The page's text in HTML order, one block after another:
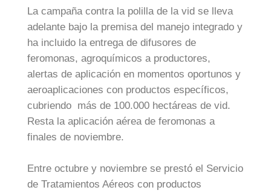
La campaña contra la polilla de la vid se lleva
adelante bajo la premisa del manejo integrado y
ha incluido la entrega de difusores de
feromonas, agroquímicos a productores,
alertas de aplicación en momentos oportunos y
aeroaplicaciones con productos específicos,
cubriendo más de 100.000 hectáreas de vid.
Resta la aplicación aérea de feromonas a
finales de noviembre.
Entre octubre y noviembre se prestó el Servicio
de Tratamientos Aéreos con productos